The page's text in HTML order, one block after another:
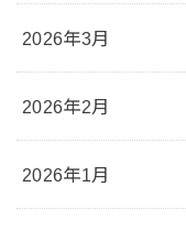
2026年3月
2026年2月
2026年1月